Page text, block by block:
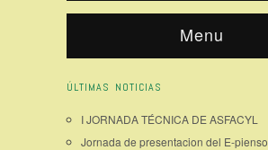
Menu
ÚLTIMAS NOTICIAS
I JORNADA TÉCNICA DE ASFACYL
Jornada de presentacion del E-pienso